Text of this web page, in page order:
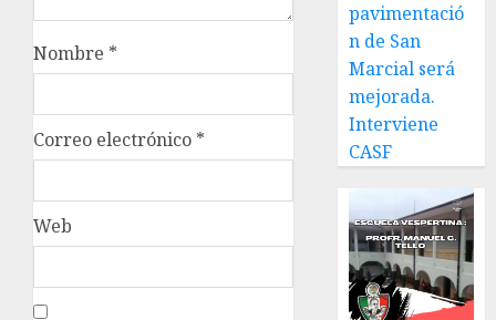
Nombre *
Correo electrónico *
Web
pavimentació
n de San
Marcial será
mejorada.
Interviene
CASF